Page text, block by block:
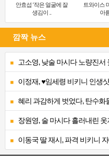
안효섭 ‘작은 얼굴에 잘
생김이 ..
트와이스
아
깜짝 뉴스
고소영, 낮술 마시다 노량진서
이정재, ♥임세령 비키니 인생
혜리 과감하게 벗었다, 탄수화
장원영, 술 마시다 흘러내린
이동국 딸 재시, 파격 비키니